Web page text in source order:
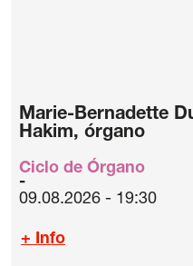
Marie-Bernadette
Hakim, órgano
Ciclo de Órgano
09.08.2026 - 19:30
+ Info